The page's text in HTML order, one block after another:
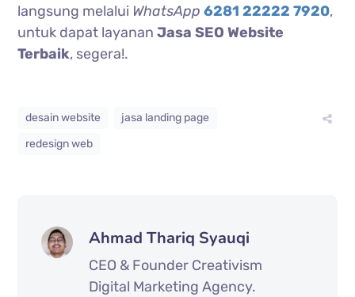
langsung melalui WhatsApp 6281 22222 7920,
untuk dapat layananJasa SEO Website
Terbaik, segera!.
desain website
jasa landing page
redesign web
Ahmad Thariq Syauqi
CEO & Founder Creativism
Digital Marketing Agency.